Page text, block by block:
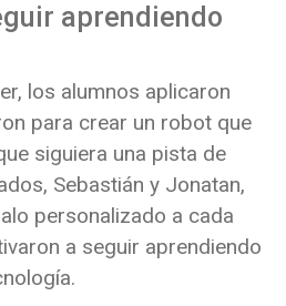
aprendiendo
los alumnos aplicaron
para crear un robot que
siguiera una pista de
Sebastián y Jonatan,
personalizado a cada
a seguir aprendiendo